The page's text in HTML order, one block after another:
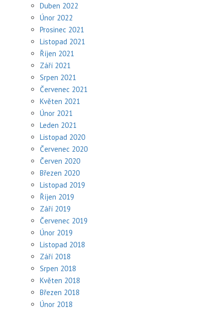
Duben 2022
Únor 2022
Prosinec 2021
Listopad 2021
Říjen 2021
Září 2021
Srpen 2021
Červenec 2021
Květen 2021
Únor 2021
Leden 2021
Listopad 2020
Červenec 2020
Červen 2020
Březen 2020
Listopad 2019
Říjen 2019
Září 2019
Červenec 2019
Únor 2019
Listopad 2018
Září 2018
Srpen 2018
Květen 2018
Březen 2018
Únor 2018